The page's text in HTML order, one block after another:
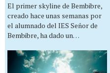
El primer skyline de Bembibre,
creado hace unas semanas por
el alumnado del IES Señor de
Bembibre, ha dado un…